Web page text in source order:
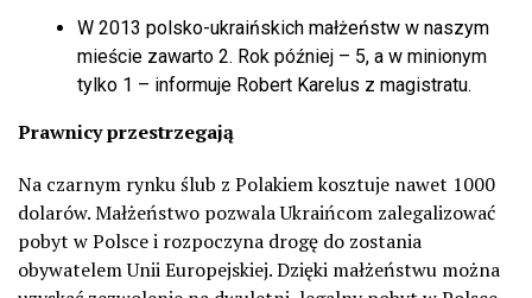
W 2013 polsko-ukraińskich małżeństw w naszym
mieście zawarto 2. Rok później – 5, a w minionym
tylko 1 – informuje Robert Karelus z magistratu.
Prawnicy przestrzegają
Na czarnym rynku ślub z Polakiem kosztuje nawet 1000
dolarów. Małżeństwo pozwala Ukraińcom zalegalizować
pobyt w Polsce i rozpoczyna drogę do zostania
obywatelem Unii Europejskiej. Dzięki małżeństwu można